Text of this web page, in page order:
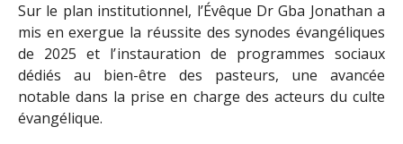
Sur le plan institutionnel, l’Évêque Dr Gba Jonathan a
mis en exergue la réussite des synodes évangéliques
de 2025 et l’instauration de programmes sociaux
dédiés au bien-être des pasteurs, une avancée
notable dans la prise en charge des acteurs du culte
évangélique.